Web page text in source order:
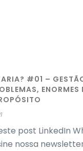
#01 –
ENORMES
post LinkedIn
nossa